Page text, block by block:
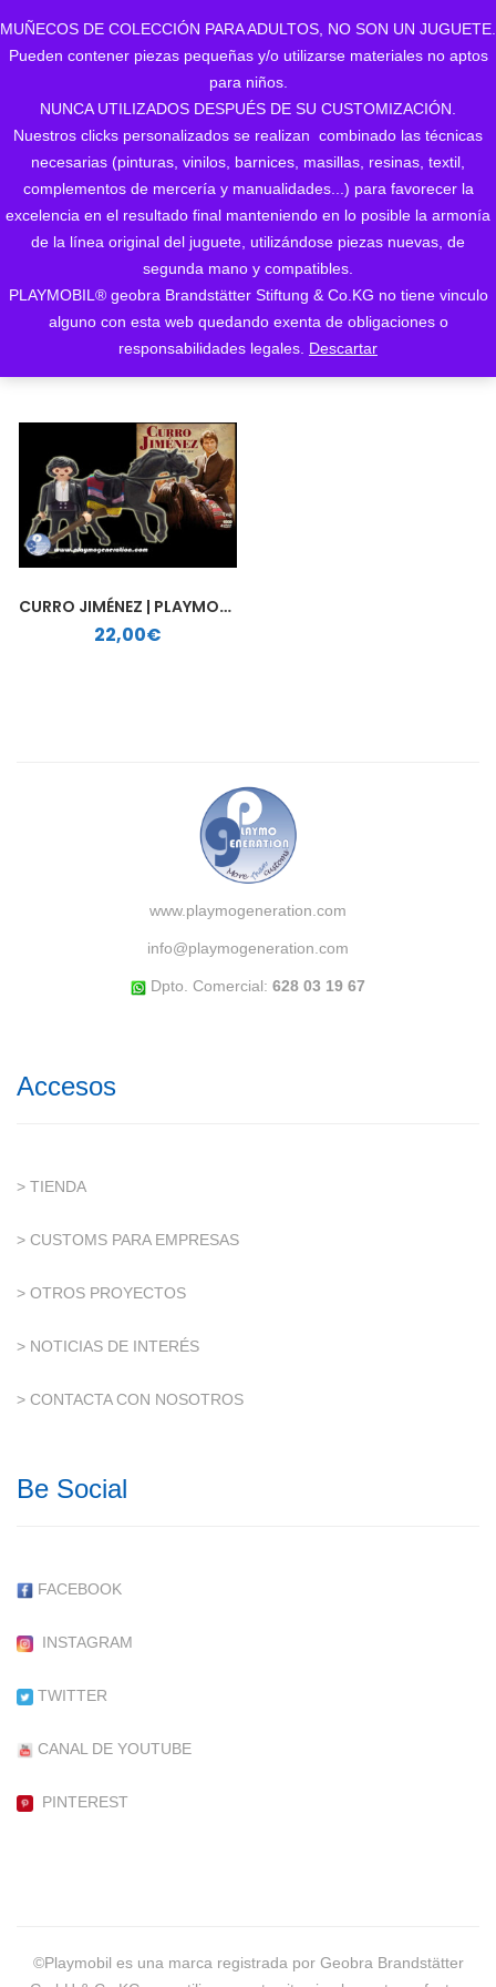
MUÑECOS DE COLECCIÓN PARA ADULTOS, NO SON UN JUGUETE.
Pueden contener piezas pequeñas y/o utilizarse materiales no aptos
para niños.
NUNCA UTILIZADOS DESPUÉS DE SU CUSTOMIZACIÓN.
Nuestros clicks personalizados se realizan combinado las técnicas
necesarias (pinturas, vinilos, barnices, masillas, resinas, textil,
complementos de mercería y manualidades...) para favorecer la
excelencia en el resultado final manteniendo en lo posible la armonía
de la línea original del juguete, utilizándose piezas nuevas, de
segunda mano y compatibles.
PLAYMOBIL® geobra Brandstätter Stiftung & Co.KG no tiene vinculo
alguno con esta web quedando exenta de obligaciones o
responsabilidades legales. Descartar
Mostrando el único resultado
ORDENAR POR LOS
ÚLTIMOS
CURRO JIMÉNEZ | PLAYMOBIL PERSONALIZADO
22,00€
www.playmogeneration.com
info@playmogeneration.com
Dpto. Comercial: 628 03 19 67
Accesos
> TIENDA
> CUSTOMS PARA EMPRESAS
> OTROS PROYECTOS
> NOTICIAS DE INTERÉS
> CONTACTA CON NOSOTROS
Be Social
FACEBOOK
INSTAGRAM
TWITTER
CANAL DE YOUTUBE
PINTEREST
©Playmobil es una marca registrada por Geobra Brandstätter